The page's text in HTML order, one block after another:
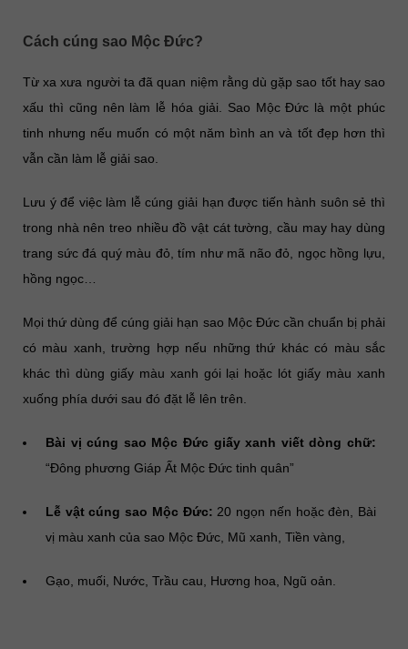
Cách cúng sao Mộc Đức?
Từ xa xưa người ta đã quan niệm rằng dù gặp sao tốt hay sao
xấu thì cũng nên làm lễ hóa giải. Sao Mộc Đức là một phúc
tinh nhưng nếu muốn có một năm bình an và tốt đẹp hơn thì
vẫn cần làm lễ giải sao.
Lưu ý để việc làm lễ cúng giải hạn được tiến hành suôn sẻ thì
trong nhà nên treo nhiều đồ vật cát tường, cầu may hay dùng
trang sức đá quý màu đỏ, tím như mã não đỏ, ngọc hồng lựu,
hồng ngọc…
Mọi thứ dùng để cúng giải hạn sao Mộc Đức cần chuẩn bị phải
có màu xanh, trường hợp nếu những thứ khác có màu sắc
khác thì dùng giấy màu xanh gói lại hoặc lót giấy màu xanh
xuống phía dưới sau đó đặt lễ lên trên.
Bài vị cúng sao Mộc Đức giấy xanh viết dòng chữ:
“Đông phương Giáp Ất Mộc Đức tinh quân”
Lễ vật cúng sao Mộc Đức: 20 ngọn nến hoặc đèn, Bài
vị màu xanh của sao Mộc Đức, Mũ xanh, Tiền vàng,
Gạo, muối, Nước, Trầu cau, Hương hoa, Ngũ oản.